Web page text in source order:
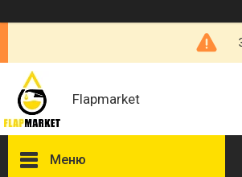
Flapmarket
Меню